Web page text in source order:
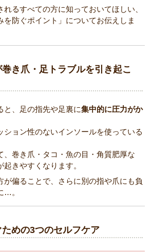
るすべての方に知っておいてほしい、
を防ぐポイント」についてお伝えしま
き爪・足トラブルを引き起こ
と、足の指先や足裏に集中的に圧力がか
ション性のないインソールを使っている
、巻き爪・タコ・魚の目・角質肥厚な
きやすくなります。
が偏ることで、さらに別の指や爪にも負
…。
ための3つのセルフケア